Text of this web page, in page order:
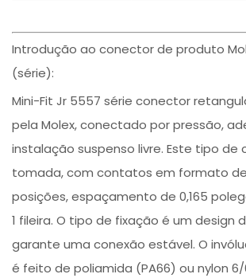
Introdução ao conector de produto
(série):
Mini-Fit Jr 5557 série conector
pela Molex, conectado por pressão,
instalação suspenso livre. Este tipo de
tomada, com contatos em formato
posições, espaçamento de 0,165
1 fileira. O tipo de fixação é um design
garante uma conexão estável. O
é feito de poliamida (PA66) ou nylon